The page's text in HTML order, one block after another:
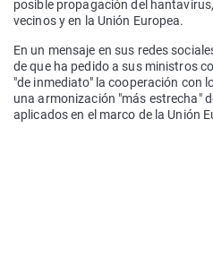
posible propagación del
vecinos y en la Unión Europea.
En un mensaje en sus redes
de que ha pedido a sus ministros
"de inmediato" la cooperación con
una armonización "más estrecha"
aplicados en el marco de la Unión